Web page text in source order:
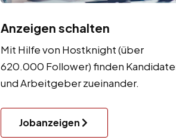
Anzeigen schalten
Mit Hilfe von Hostknight (über
620.000 Follower) finden
und Arbeitgeber zueinander.
Jobanzeigen